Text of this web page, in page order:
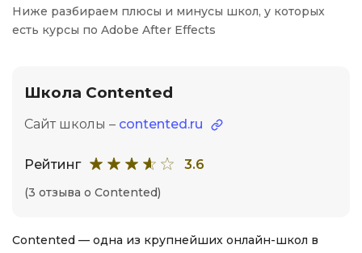
Ниже разбираем плюсы и минусы школ, у которых
есть курсы по Adobe After Effects
Школа Contented
Сайт школы – contented.ru
Рейтинг 3.6
(3 отзыва о Contented)
Contented — одна из крупнейших онлайн-школ в